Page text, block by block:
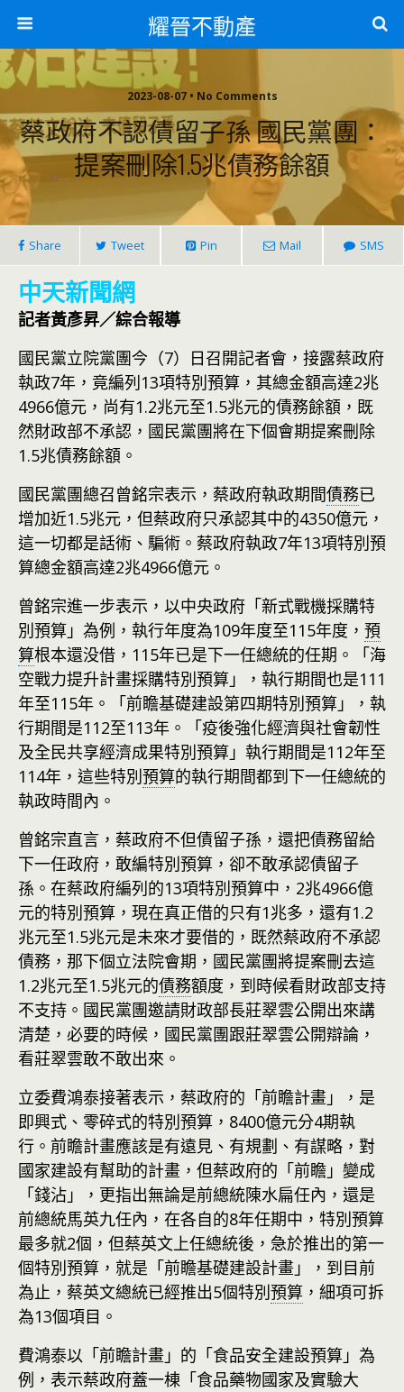
耀晉不動產
2023-08-07 • No Comments
蔡政府不認債留子孫 國民黨團：
提案刪除1.5兆債務餘額
Share Tweet Pin Mail SMS
中天新聞網
記者黃彥昇／綜合報導
國民黨立院黨團今（7）日召開記者會，接露蔡政府
執政7年，竟編列13項特別預算，其總金額高達2兆
4966億元，尚有1.2兆元至1.5兆元的債務餘額，既
然財政部不承認，國民黨團將在下個會期提案刪除
1.5兆債務餘額。
國民黨團總召曾銘宗表示，蔡政府執政期間債務已
增加近1.5兆元，但蔡政府只承認其中的4350億元，
這一切都是話術、騙術。蔡政府執政7年13項特別預
算總金額高達2兆4966億元。
曾銘宗進一步表示，以中央政府「新式戰機採購特
別預算」為例，執行年度為109年度至115年度， 預
算根本還没借，115年已是下一任總統的任期。「海
空戰力提升計畫採購特別預算」，執行期間也是111
年至115年。「前瞻基礎建設第四期特別預算」，執
行期間是112至113年。「疫後強化經濟與社會韌性
及全民共享經濟成果特別預算」執行期間是112年至
114年，這些特別預算的執行期間都到下一任總統的
執政時間內。
曾銘宗直言，蔡政府不但債留子孫，還把債務留給
下一任政府，敢編特別預算，卻不敢承認債留子
孫。在蔡政府編列的13項特別預算中，2兆4966億
元的特別預算，現在真正借的只有1兆多，還有1.2
兆元至1.5兆元是未來才要借的，既然蔡政府不承認
債務，那下個立法院會期，國民黨團將提案刪去這
1.2兆元至1.5兆元的債務額度，到時候看財政部支持
不支持。國民黨團邀請財政部長莊翠雲公開出來講
清楚，必要的時候，國民黨團跟莊翠雲公開辯論，
看莊翠雲敢不敢出來。
立委費鴻泰接著表示，蔡政府的「前瞻計畫」，是
即興式、零碎式的特別預算，8400億元分4期執
行。前瞻計畫應該是有遠見、有規劃、有謀略，對
國家建設有幫助的計畫，但蔡政府的「前瞻」變成
「錢沾」，更指出無論是前總統陳水扁任內，還是
前總統馬英九任內，在各自的8年任期中，特別預算
最多就2個，但蔡英文上任總統後，急於推出的第一
個特別預算，就是「前瞻基礎建設計畫」，到目前
為止，蔡英文總統已經推出5個特別預算 ，細項可拆
為13個項目。
費鴻泰以「前瞻計畫」的「食品安全建設預算」為
例，表示蔡政府蓋一棟「食品藥物國家及實驗大